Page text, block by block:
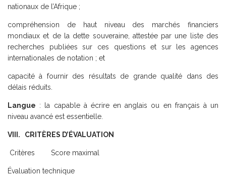
nationaux de l’Afrique ;
compréhension de haut niveau des marchés financiers
mondiaux et de la dette souveraine, attestée par une liste des
recherches publiées sur ces questions et sur les agences
internationales de notation ; et
capacité à fournir des résultats de grande qualité dans des
délais réduits.
Langue : la capable à écrire en anglais ou en français à un
niveau avancé est essentielle.
VIII. CRITÈRES D’ÉVALUATION
Critères Score maximal
Évaluation technique